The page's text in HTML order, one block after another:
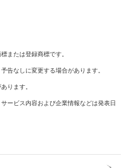
または登録商標です。
告なしに変更する場合があります。
ります。
ービス内容および企業情報などは発表日